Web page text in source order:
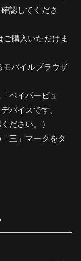
認してくださ
購入いただけま
バイルブラウザ
ペイパービュ
バイスです。
ださい。）
三」マークをタ